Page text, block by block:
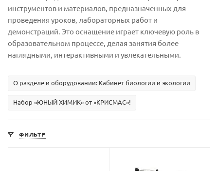
инструментов и материалов, предназначенных для
проведения уроков, лабораторных работ и
демонстраций. Это оснащение играет ключевую роль в
образовательном процессе, делая занятия более
наглядными, интерактивными и увлекательными.
О разделе и оборудовании: Кабинет биологии и экологии
Набор «ЮНЫЙ ХИМИК» от «КРИСМАС»!
ФИЛЬТР